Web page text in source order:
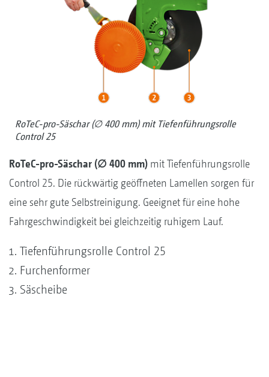
RoTeC-pro-Säschar (∅ 400 mm) mit Tiefenführungsrolle
Control 25
RoTeC-pro-Säschar (∅ 400 mm) mit Tiefenführungsrolle
Control 25. Die rückwärtig geöffneten Lamellen sorgen für
eine sehr gute Selbstreinigung. Geeignet für eine hohe
Fahrgeschwindigkeit bei gleichzeitig ruhigem Lauf.
Tiefenführungsrolle Control 25
Furchenformer
Säscheibe